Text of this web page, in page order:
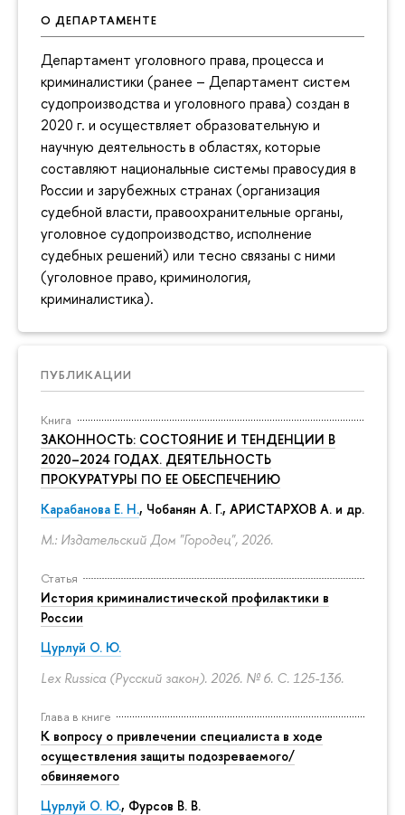
О ДЕПАРТАМЕНТЕ
Департамент уголовного права, процесса и
криминалистики (ранее – Департамент систем
судопроизводства и уголовного права) создан в
2020 г. и осуществляет образовательную и
научную деятельность в областях, которые
составляют национальные системы правосудия в
России и зарубежных странах (организация
судебной власти, правоохранительные органы,
уголовное судопроизводство, исполнение
судебных решений) или тесно связаны с ними
(уголовное право, криминология,
криминалистика).
ПУБЛИКАЦИИ
Книга
ЗАКОННОСТЬ: СОСТОЯНИЕ И ТЕНДЕНЦИИ В
2020–2024 ГОДАХ. ДЕЯТЕЛЬНОСТЬ
ПРОКУРАТУРЫ ПО ЕЕ ОБЕСПЕЧЕНИЮ
Карабанова Е. Н., Чобанян А. Г., АРИСТАРХОВ А. и др.
М.: Издательский Дом "Городец", 2026.
Статья
История криминалистической профилактики в
России
Цурлуй О. Ю.
Lex Russica (Русский закон). 2026. № 6. С. 125-136.
Глава в книге
К вопросу о привлечении специалиста в ходе
осуществления защиты подозреваемого/
обвиняемого
Цурлуй О. Ю., Фурсов В. В.